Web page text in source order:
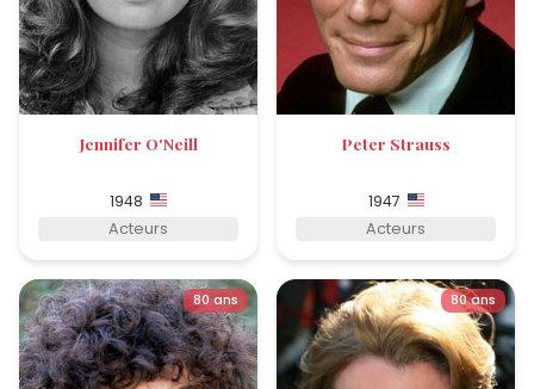
Jennifer O'Neill
1948
Acteurs
Peter Strauss
1947
Acteurs
80 ans 80 ans